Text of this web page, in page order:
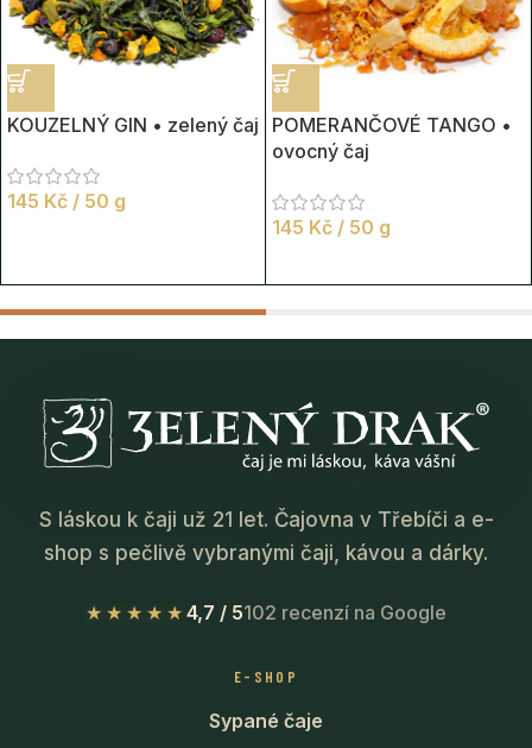
KOUZELNÝ GIN • zelený čaj
145 Kč / 50 g
POMERANČOVÉ TANGO •
ovocný čaj
145 Kč / 50 g
S láskou k čaji už 21 let. Čajovna v Třebíči a e-
shop s pečlivě vybranými čaji, kávou a dárky.
★★★★★ 4,7 / 5102 recenzí na Google
E-SHOP
Sypané čaje